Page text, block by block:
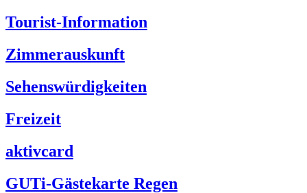
Tourist-Information
Zimmerauskunft
Sehenswürdigkeiten
Freizeit
aktivcard
GUTi-Gästekarte Regen